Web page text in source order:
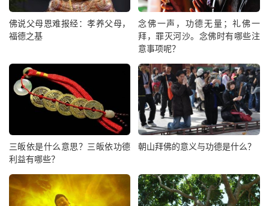
佛说父母恩难报经：孝养父母，
福德之基
念佛一声，功德无量；礼佛一
拜，罪灭河沙。念佛时有哪些注
意事项呢？
三皈依是什么意思？三皈依功德
利益有哪些？
朝山拜佛的意义与功德是什么？